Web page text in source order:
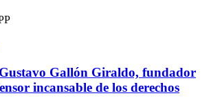
Gallón Giraldo, fundador
incansable de los derechos